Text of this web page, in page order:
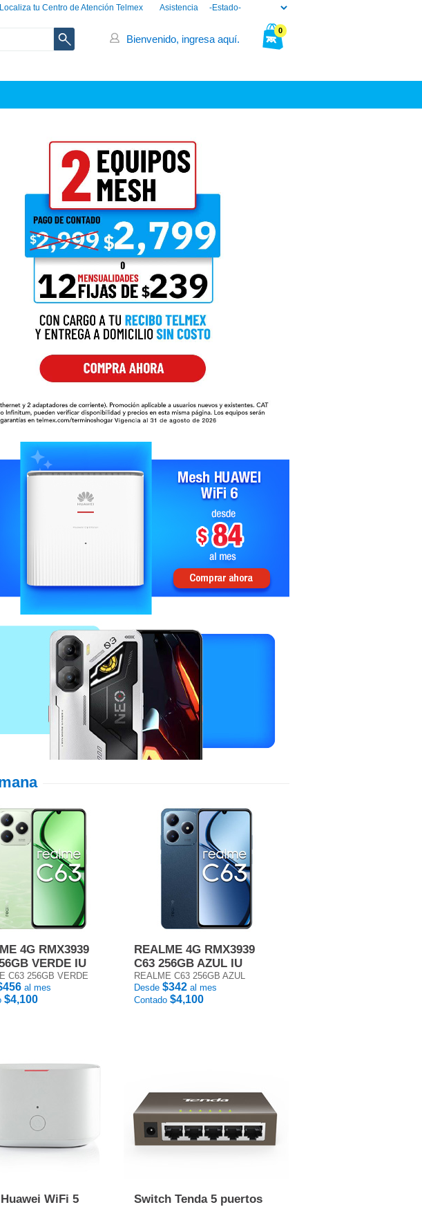
Asistencia
Localiza tu Centro de Atención Telmex
0
Bienvenido, ingresa aquí.
4G RMX3939
VERDE IU
C63 256GB VERDE
al mes
$4,100
REALME 4G RMX3939
C63 256GB AZUL IU
REALME C63 256GB AZUL
Desde $342 al mes
Contado $4,100
WiFi 5
Switch Tenda 5 puertos